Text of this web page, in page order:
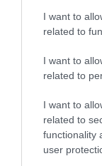
I want to
related to
I want to
related to
I want to
related to
functionality
user
Με μεγάλη
μας θα
σεμινάρια
κι εμάς
σεμινάρια